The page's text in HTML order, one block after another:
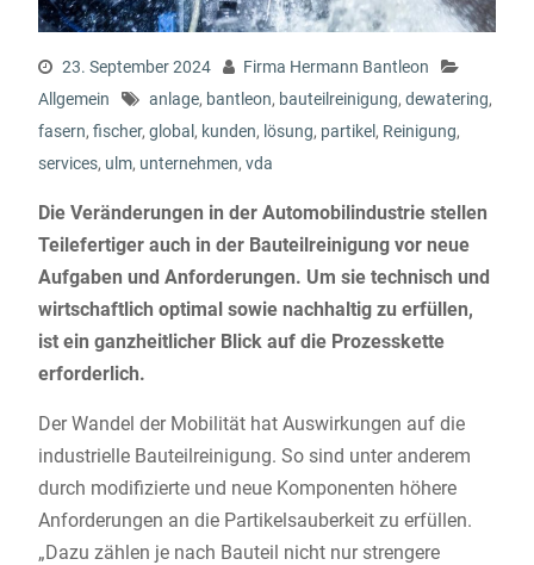
23. September 2024
Firma Hermann Bantleon
Allgemein
anlage, bantleon, bauteilreinigung, dewatering,
fasern, fischer, global , kunden, lösung, partikel , Reinigung,
services, ulm, unternehmen, vda
Die Veränderungen in der Automobilindustrie stellen
Teilefertiger auch in der Bauteilreinigung vor neue
Aufgaben und Anforderungen. Um sie technisch und
wirtschaftlich optimal sowie nachhaltig zu erfüllen,
ist ein ganzheitlicher Blick auf die Prozesskette
erforderlich.
Der Wandel der Mobilität hat Auswirkungen auf die
industrielle Bauteilreinigung. So sind unter anderem
durch modifizierte und neue Komponenten höhere
Anforderungen an die Partikelsauberkeit zu erfüllen.
„Dazu zählen je nach Bauteil nicht nur strengere